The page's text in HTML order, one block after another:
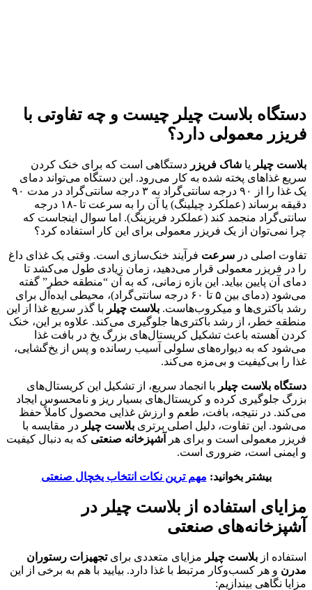
دستگاه بلاست چیلر چیست و چه تفاوتی با
فریزر معمولی دارد؟
بلاست چیلر یا شاک فریزر دستگاهی است که برای خنک کردن
سریع غذاهای پخته شده به کار می‌رود. این دستگاه می‌تواند دمای
یک غذا را از ۹۰ درجه سانتی‌گراد به ۳ درجه سانتی‌گراد در مدت ۹۰
دقیقه برساند (عملکرد چیلینگ) یا آن را به سرعت تا -۱۸ درجه
سانتی‌گراد منجمد کند (عملکرد فریزینگ). اما سوال اینجاست که
چرا نمی‌توان از یک فریزر معمولی برای این کار استفاده کرد؟
تفاوت اصلی در سرعت فرآیند خنک‌سازی است. وقتی یک غذای داغ
را در فریزر معمولی قرار می‌دهید، زمان زیادی طول می‌کشد تا
دمای آن پایین بیاید. این بازه زمانی، که به آن “منطقه خطر” گفته
می‌شود (دمای بین ۵ تا ۶۰ درجه سانتی‌گراد)، محیطی ایده‌آل برای
رشد باکتری‌ها و میکروب‌هاست. بلاست چیلر با گذر سریع غذا از این
منطقه خطر، از رشد باکتری‌ها جلوگیری می‌کند. علاوه بر این، خنک
کردن آهسته باعث تشکیل کریستال‌های بزرگ یخ در بافت غذا
می‌شود که به دیواره‌های سلولی آسیب رسانده و پس از یخ‌گشایی،
غذا را بی‌کیفیت و بی‌مزه می‌کند.
دستگاه بلاست چیلر با انجماد سریع، از تشکیل این کریستال‌های
بزرگ جلوگیری کرده و کریستال‌های بسیار ریز و نامحسوس ایجاد
می‌کند. در نتیجه، بافت، طعم و ارزش غذایی محصول کاملاً حفظ
می‌شود. این تفاوت، دلیل اصلی برتری بلاست چیلر در مقایسه با
فریزر معمولی است و برای هر
آشپزخانه صنعتی که به دنبال کیفیت
و ایمنی است، ضروری است.
بیشتر بخوانید: مهم ترین نکات انتخاب یخچال صنعتی
مزایای استفاده از بلاست چیلر در
آشپزخانه‌های صنعتی
استفاده از بلاست چیلر مزایای متعددی برایتجهیزات رستوران
مدرن و هر کسب‌وکار مرتبط با غذا دارد. بیایید با هم به برخی از این
مزایا نگاهی بیندازیم: